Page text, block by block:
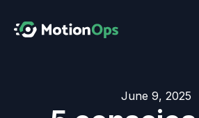
June 9, 2025